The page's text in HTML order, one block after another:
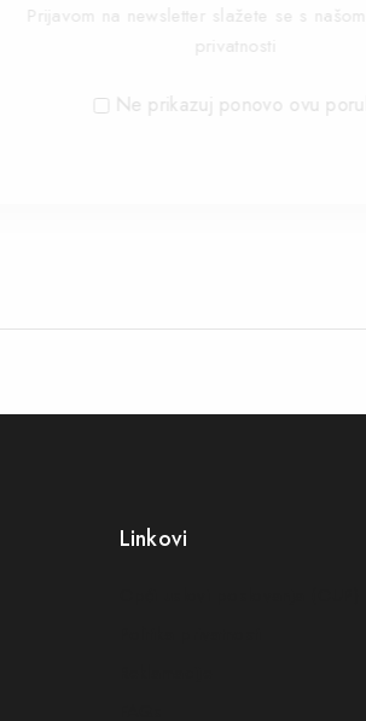
Linkovi
Prijavom na newsletter slažete se s
privatnosti
Ne prikazuj ponovo ovu